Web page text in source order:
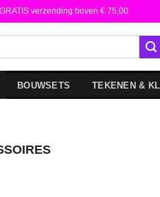
verzending boven € 75,00
BOUWSETS TEKENEN &